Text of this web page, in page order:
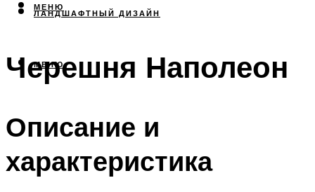
ЛАНДШАФТНЫЙ ДИЗАЙН
МЕНЮ
МЕНЮ
Черешня Наполеон
Описание и
характеристика